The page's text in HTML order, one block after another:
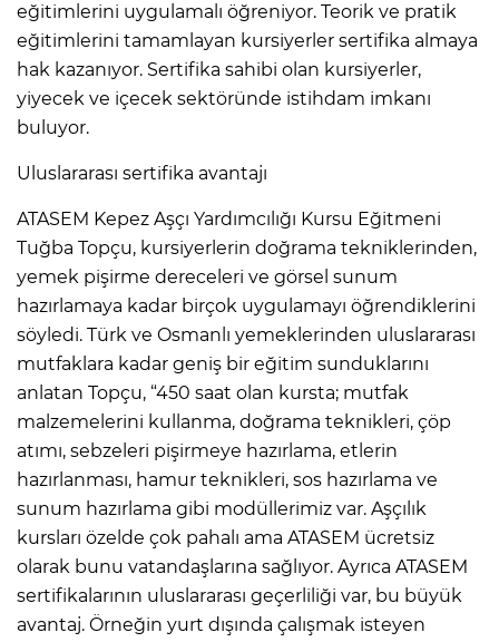
eğitimlerini uygulamalı öğreniyor. Teorik ve pratik
eğitimlerini tamamlayan kursiyerler sertifika almaya
hak kazanıyor. Sertifika sahibi olan kursiyerler,
yiyecek ve içecek sektöründe istihdam imkanı
buluyor.
Uluslararası sertifika avantajı
ATASEM Kepez Aşçı Yardımcılığı Kursu Eğitmeni
Tuğba Topçu, kursiyerlerin doğrama tekniklerinden,
yemek pişirme dereceleri ve görsel sunum
hazırlamaya kadar birçok uygulamayı öğrendiklerini
söyledi. Türk ve Osmanlı yemeklerinden uluslararası
mutfaklara kadar geniş bir eğitim sunduklarını
anlatan Topçu, “450 saat olan kursta; mutfak
malzemelerini kullanma, doğrama teknikleri, çöp
atımı, sebzeleri pişirmeye hazırlama, etlerin
hazırlanması, hamur teknikleri, sos hazırlama ve
sunum hazırlama gibi modüllerimiz var. Aşçılık
kursları özelde çok pahalı ama ATASEM ücretsiz
olarak bunu vatandaşlarına sağlıyor. Ayrıca ATASEM
sertifikalarının uluslararası geçerliliği var, bu büyük
avantaj. Örneğin yurt dışında çalışmak isteyen